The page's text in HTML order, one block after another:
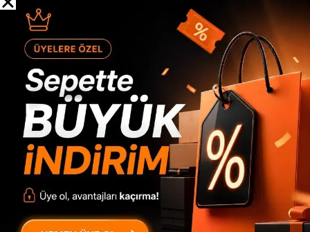
E-posta adresiniz yayınlanmayacak. Gerekli alanlar *ile
işaretlenmişlerdir
Değerlendirmeniz*
İsim